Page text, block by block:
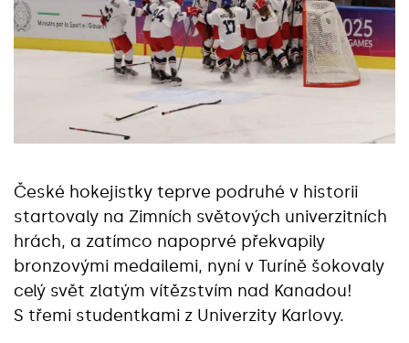
České hokejistky teprve podruhé v historii
startovaly na Zimních světových univerzitních
hrách, a zatímco napoprvé překvapily
bronzovými medailemi, nyní v Turíně šokovaly
celý svět zlatým vítězstvím nad Kanadou!
S třemi studentkami z Univerzity Karlovy.